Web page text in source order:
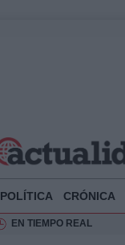
POLÍTICA CRÓNICA
EN TIEMPO REAL